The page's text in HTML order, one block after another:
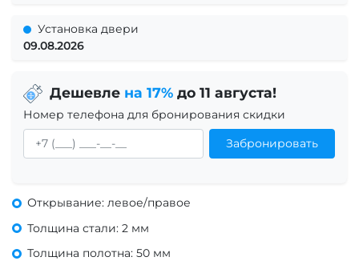
Установка двери
09.08.2026
Дешевле на 17%до 11 августа!
Номер телефона для бронирования скидки
Забронировать
Открывание: левое/правое
Толщина стали: 2 мм
Толщина полотна: 50 мм